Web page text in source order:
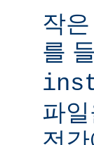
작
를
파